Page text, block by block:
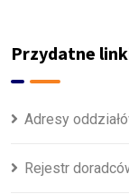
Przydatne
Adresy
Rejestr